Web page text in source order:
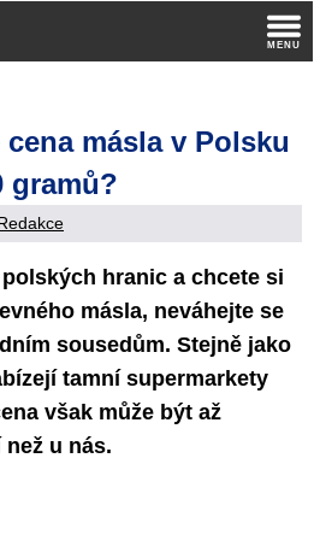
másla v Polsku
gramů?
hranic a chcete si
másla, neváhejte se
sousedům. Stejně jako
tamní supermarkety
však může být až
u nás.